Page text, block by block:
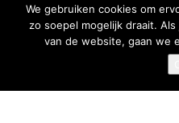
GEEF JE
Nederlands
Blaarthemseweg 72
5502 JW Veldhoven
T :040-7200900 (optie 2)
We gebruiken cookies om
zo soepel mogelijk draait.
van de website, gaan we